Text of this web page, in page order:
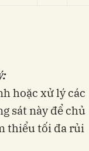
hoặc xử lý các
sát này để chủ
thiểu tối đa rủi